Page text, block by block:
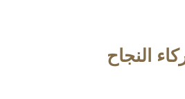
النجاح